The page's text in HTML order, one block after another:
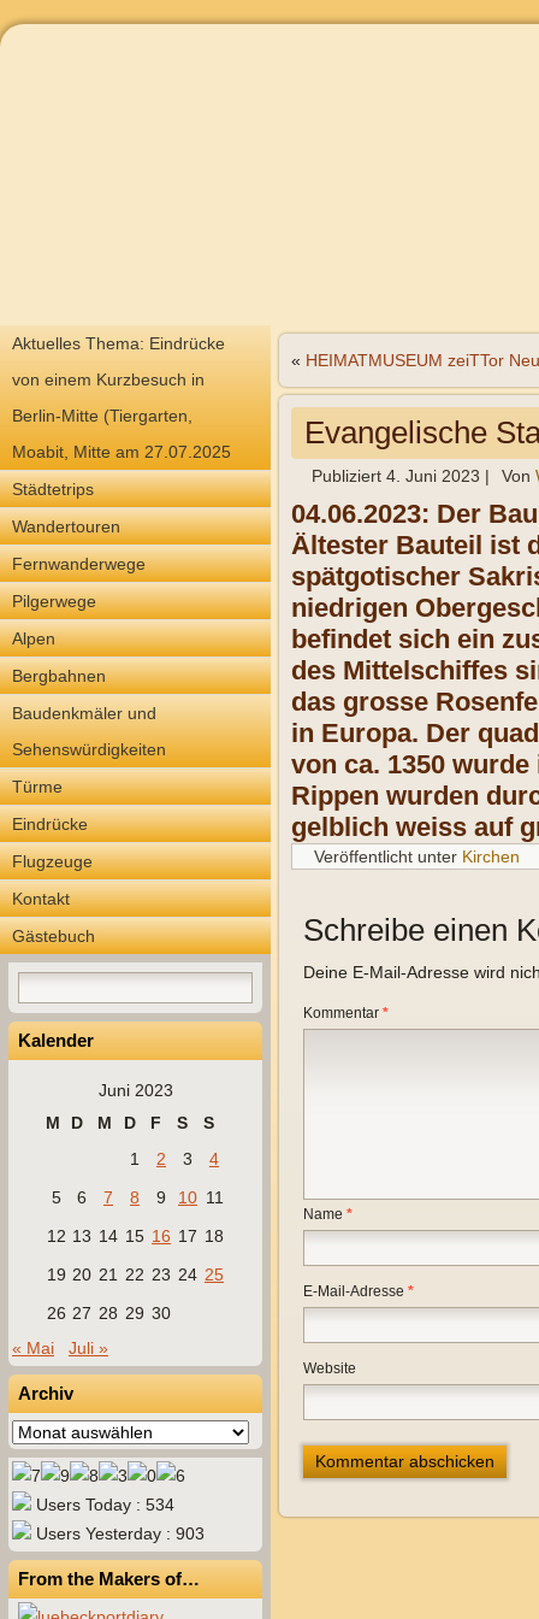
Aktuelles Thema: Eindrücke
von einem Kurzbesuch in
Berlin-Mitte (Tiergarten,
Moabit, Mitte am 27.07.2025
Städtetrips
Wandertouren
Fernwanderwege
Pilgerwege
Alpen
Bergbahnen
Baudenkmäler und
Sehenswürdigkeiten
Türme
Eindrücke
Flugzeuge
Kontakt
Gästebuch
Kalender
Juni 2023
M
D M D F S
S
1
2 3
4
5
6 7 8 9 10 11
12 13 14 15 16 17 18
19 20 21 22 23 24 25
26 27 28 29 30
« Mai
Juli »
Archiv
Archiv
Users Today : 534
Users Yesterday : 903
From the Makers of…
« HEIMATMUSEUM zeiTTor
Evangelische
Publiziert 4. Juni 2023 | Von
04.06.2023: Der
Ältester Bauteil ist
spätgotischer
niedrigen
befindet sich ein
des Mittelschiffes
das grosse
in Europa. Der
von ca. 1350
Rippen wurden
gelblich weiss auf
Veröffentlicht unter Kirchen
Schreibe einen
Deine E-Mail-Adresse wird
Kommentar *
Name *
E-Mail-Adresse *
Website